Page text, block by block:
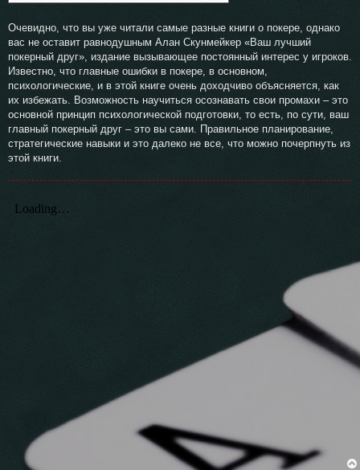
Очевидно, что вы уже читали самые разные книги о покере, однако
вас не оставит равнодушным Алан Скунмейкер «Ваш лучший
покерный друг», издание вызывающее постоянный интерес у игроков.
Известно, что главные ошибки в покере, в основном,
психологические, и в этой книге очень доходчиво объясняется, как
их избежать. Возможность научиться осознавать свои промахи – это
основной принцип психологической подготовки, то есть, по сути, ваш
главный покерный друг – это вы сами. Правильное планирование,
стратегические навыки и это далеко не все, что можно почерпнуть из
этой книги.